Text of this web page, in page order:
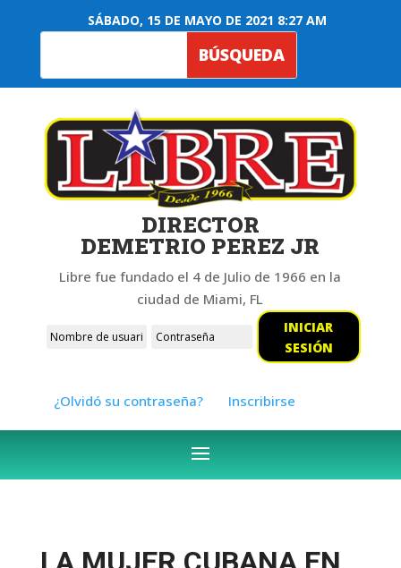
SÁBADO, 15 DE MAYO DE 2021 8:27 AM
DIRECTOR
DEMETRIO PEREZ JR
Libre fue fundado el 4 de Julio de 1966 en la
ciudad de Miami, FL
INICIAR
SESIÓN
¿Olvidó su contraseña? Inscribirse